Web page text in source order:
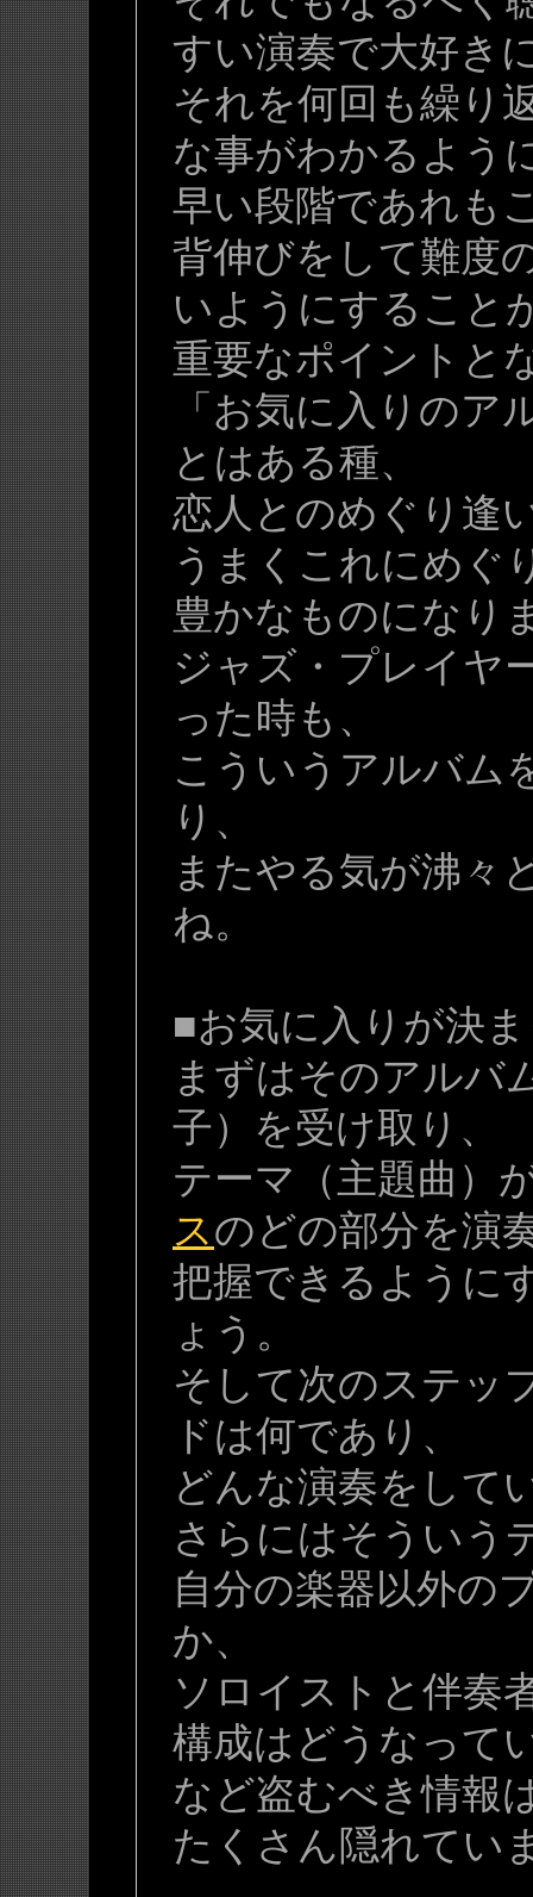
すい演奏で大好き
それを何回も繰り
な事がわかるよう
早い段階であれも
背伸びをして難度
いようにすること
重要なポイントと
「お気に入りのア
とはある種、
恋人とのめぐり逢
うまくこれにめぐ
豊かなものになり
ジャズ・プレイヤ
った時も、
こういうアルバム
り、
またやる気が沸々
ね。
■お気に入りが決
まずはそのアルバ
子）を受け取り、
テーマ（主題曲）
スのどの部分を演
把握できるように
ょう。
そして次のステッ
ドは何であり、
どんな演奏をして
さらにはそういう
自分の楽器以外の
か、
ソロイストと伴奏
構成はどうなって
など盗むべき情報
たくさん隠れてい